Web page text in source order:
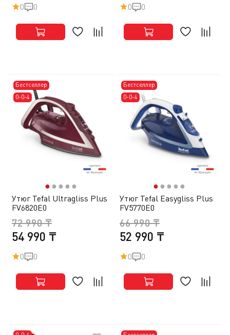
0 0 0 0
Бестселлер
0-0-4
●● ● ● ●
Утюг Tefal Ultragliss Plus
FV6820E0
54 990 ₸
72 990 ₸
0 0
Бестселлер
0-0-4
●● ● ● ●
Утюг Tefal Easygliss Plus
FV5770E0
52 990 ₸
66 990 ₸
0 0